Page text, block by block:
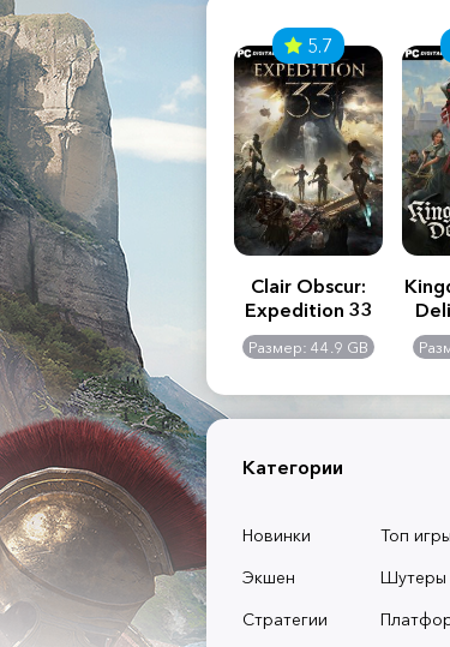
2:
-
GB
Assassin's Creed
Shadows
Размер: 117 GB
5.7
Clair Obscur:
Expedition 33
Размер: 44.9 GB
Категории
Новинки
Топ игры
Экшен
Шутеры
Стратегии